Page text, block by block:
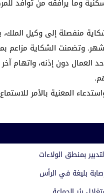
وما يرافقه من توافد
منفصلة إلى وكيل
وتضمنت الشكاية مزاعم
دون إذنه، واتهام آخر
المعنية بالأمر للاستماع
بمنطق الولاءات
بليغة في الرأس